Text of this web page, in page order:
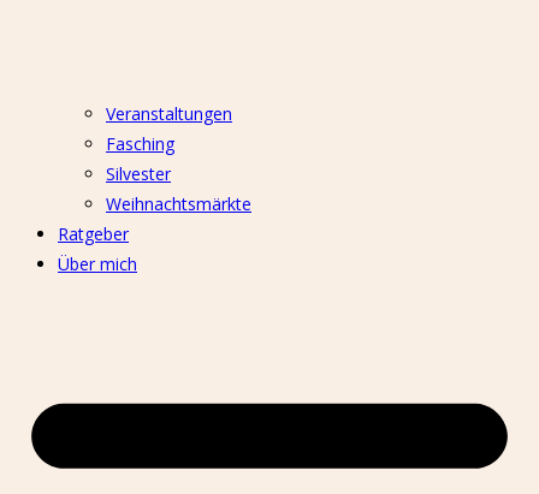
Veranstaltungen
Fasching
Silvester
Weihnachtsmärkte
Ratgeber
Über mich